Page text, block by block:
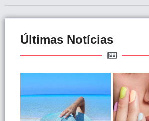
Últimas Notícias